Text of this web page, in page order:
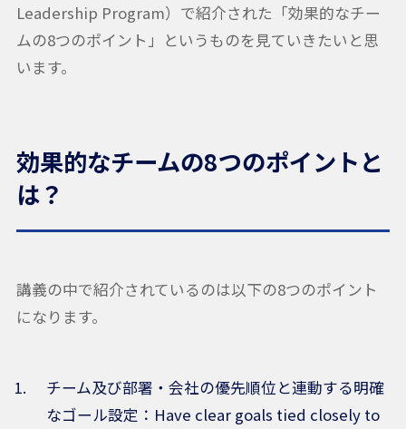
Leadership Program）で紹介された「効果的なチー
ムの8つのポイント」というものを見ていきたいと思
います。
効果的なチームの8つのポイントと
は？
講義の中で紹介されているのは以下の8つのポイント
になります。
チーム及び部署・会社の優先順位と連動する明確
なゴール設定：Have clear goals tied closely to